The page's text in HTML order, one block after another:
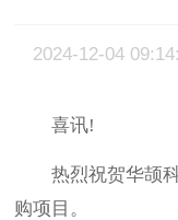
2024-12-04
喜讯!
热烈祝贺华颉
购项目。